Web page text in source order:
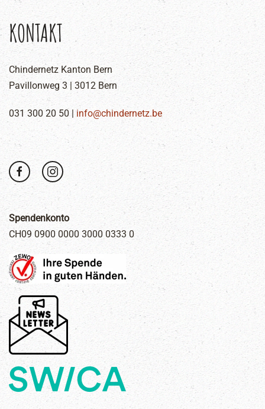
KONTAKT
Chindernetz Kanton Bern
Pavillonweg 3 | 3012 Bern
031 300 20 50 | info@chindernetz.be
Spendenkonto
CH09 0900 0000 3000 0333 0